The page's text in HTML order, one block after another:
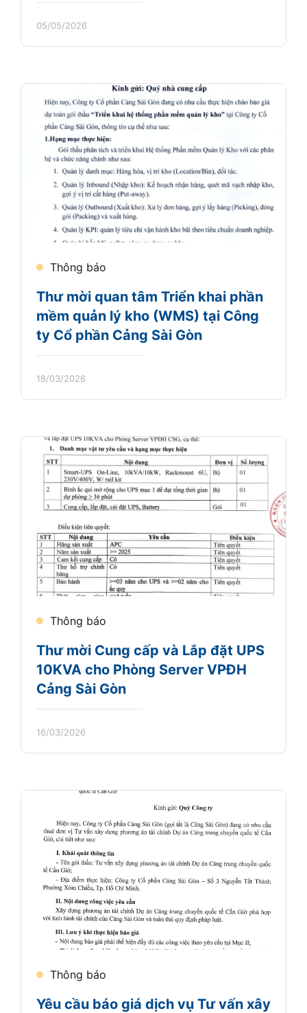
05/05/2026
Thư mời quan tâm Triển khai phần
mềm quản lý kho (WMS) tại Công
ty Cổ phần Cảng Sài Gòn
18/03/2026
Thông báo
Thư mời Cung cấp và Lắp đặt UPS
10KVA cho Phòng Server VPĐH
Cảng Sài Gòn
16/03/2026
Thông báo
Yêu cầu báo giá dịch vụ Tư vấn xây
Thông báo